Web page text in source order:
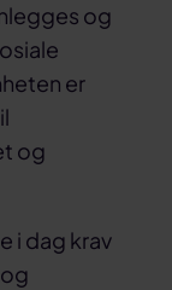
og
er
og
i dag krav